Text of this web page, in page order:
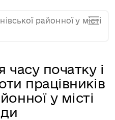
початку і
працівників
у місті
районної у місті
за 2012